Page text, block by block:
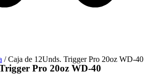
/ Caja de 12Unds. Trigger Pro 20oz WD-40
Pro 20oz WD-40